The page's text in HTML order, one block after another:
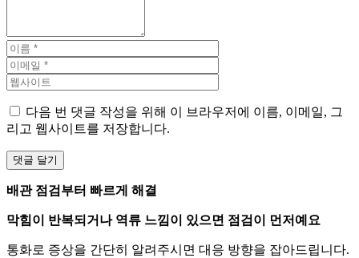
다음 번 댓글 작성을 위해 이 브라우저에 이름, 이메일, 그
리고 웹사이트를 저장합니다.
배관 점검부터 빠르게 해결
막힘이 반복되거나 역류 느낌이 있으면 점검이 먼저예요
통화로 증상을 간단히 알려주시면 대응 방향을 잡아드립니다.